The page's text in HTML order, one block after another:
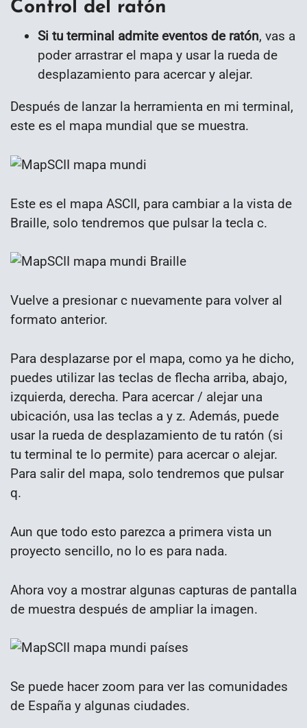
Control del ratón
Si tu terminal admite eventos de ratón, vas a
poder arrastrar el mapa y usar la rueda de
desplazamiento para acercar y alejar.
Después de lanzar la herramienta en mi terminal,
este es el mapa mundial que se muestra.
Este es el mapa ASCII, para cambiar a la vista de
Braille, solo tendremos que pulsar la tecla c.
Vuelve a presionar c nuevamente para volver al
formato anterior.
Para desplazarse por el mapa, como ya he dicho,
puedes utilizar las teclas de flecha arriba, abajo,
izquierda, derecha. Para acercar / alejar una
ubicación, usa las teclas a y z. Además, puede
usar la rueda de desplazamiento de tu ratón (si
tu terminal te lo permite) para acercar o alejar.
Para salir del mapa, solo tendremos que pulsar
q.
Aun que todo esto parezca a primera vista un
proyecto sencillo, no lo es para nada.
Ahora voy a mostrar algunas capturas de pantalla
de muestra después de ampliar la imagen.
Se puede hacer zoom para ver las comunidades
de España y algunas ciudades.